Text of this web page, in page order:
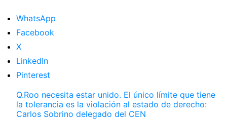
WhatsApp
Facebook
X
LinkedIn
Pinterest
Q.Roo necesita estar unido. El único límite que tiene
la tolerancia es la violación al estado de derecho:
Carlos Sobrino delegado del CEN